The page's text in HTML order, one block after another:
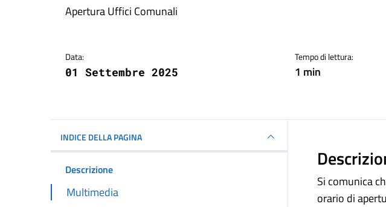
Dettagli della notizia
Apertura Uffici Comunali
Data:
01 Settembre 2025
Tempo di lettura:
1 min
INDICE DELLA PAGINA
Descrizione
Multimedia
Si comunica
orario di